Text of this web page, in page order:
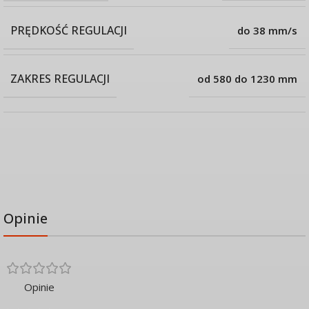
Przyciski góra/dół pozwalają na łatwe dostosowanie idealnej
poprzez jedno kliknięcie, np. wtedy gdy chcesz pracować na
PRĘDKOŚĆ REGULACJI do 38 mm/s
ZAKRES REGULACJI od 580 do 1230 mm
Opinie
Opinie